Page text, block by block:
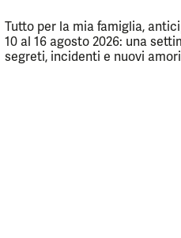
Tutto per la mia famiglia,
10 al 16 agosto 2026: una
segreti, incidenti e nuovi amori